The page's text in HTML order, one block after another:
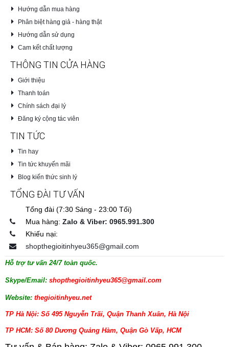
Hướng dẫn mua hàng
Phân biệt hàng giả - hàng thật
Hướng dẫn sử dụng
Cam kết chất lượng
THÔNG TIN CỬA HÀNG
Giới thiệu
Thanh toán
Chính sách đại lý
Đăng ký cộng tác viên
TIN TỨC
Tin hay
Tin tức khuyến mãi
Blog kiến thức sinh lý
TỔNG ĐÀI TƯ VẤN
Tổng đài (7:30 Sáng - 23:00 Tối)
Mua hàng: Zalo & Viber: 0965.991.300
Khiếu nại:
shopthegioitinhyeu365@gmail.com
Hỗ trợ tư vấn 24/7 toàn quốc.
Skype/Email: shopthegioitinhyeu365@gmail.com
Website: thegioitinhyeu.net
TP Hà Nội: Số 495 Nguyễn Trãi, Quận Thanh Xuân, Hà Nội
TP HCM: Số 80 Dương Quảng Hàm, Quận Gò Vấp, HCM